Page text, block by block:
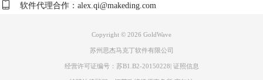
GoldWave已经开始录制工作了。
软件代理合作：alex.qi@makeding.com
Copyright © 2026 GoldWave
苏州思杰马克丁软件有限公司
经营许可证编号：苏B1.B2-20150228| 证照信息